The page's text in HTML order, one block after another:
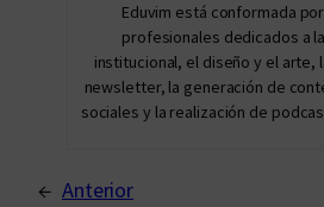
Eduvim está conformada
profesionales dedicados a
institucional, el diseño y el arte,
newsletter, la generación de
sociales y la realización de
← Anterior